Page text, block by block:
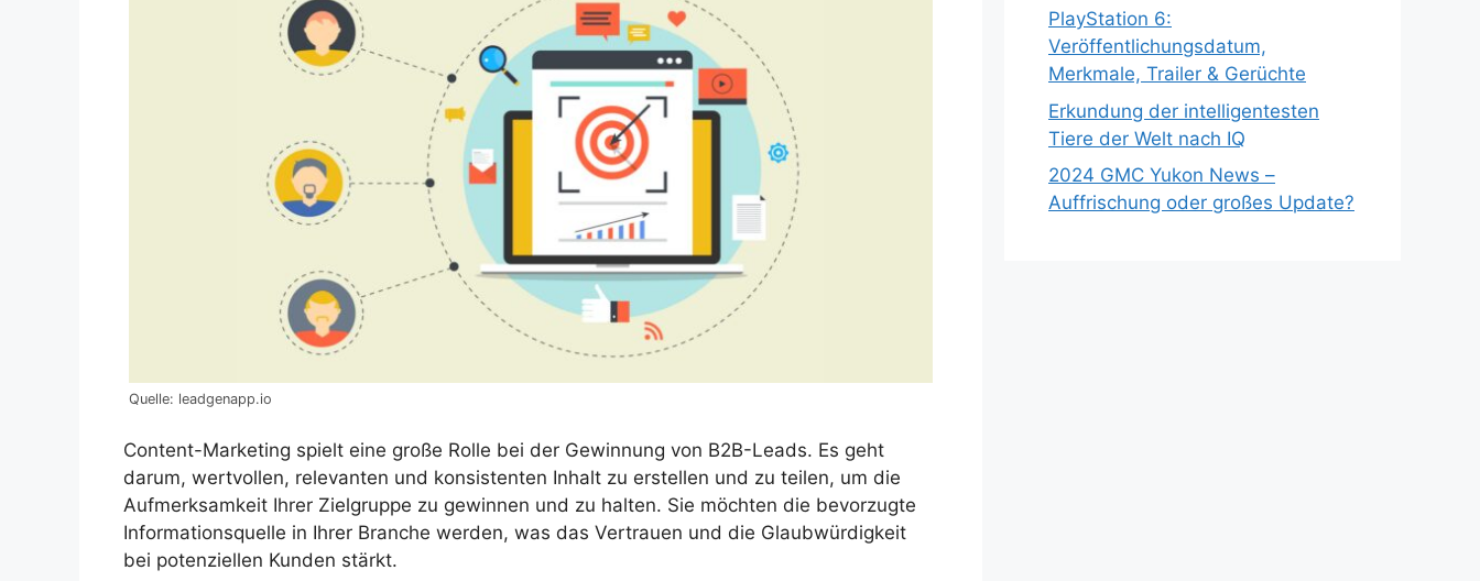
Quelle: leadgenapp.io
Content-Marketing spielt eine große Rolle bei der Gewinnung von B2B-Leads. Es geht
darum, wertvollen, relevanten und konsistenten Inhalt zu erstellen und zu teilen, um die
Aufmerksamkeit Ihrer Zielgruppe zu gewinnen und zu halten. Sie möchten die bevorzugte
Informationsquelle in Ihrer Branche werden, was das Vertrauen und die Glaubwürdigkeit
bei potenziellen Kunden stärkt.
PlayStation 6:
Veröffentlichungsdatum,
Merkmale, Trailer & Gerüchte
Erkundung der intelligentesten
Tiere der Welt nach IQ
2024 GMC Yukon News –
Auffrischung oder großes Update?